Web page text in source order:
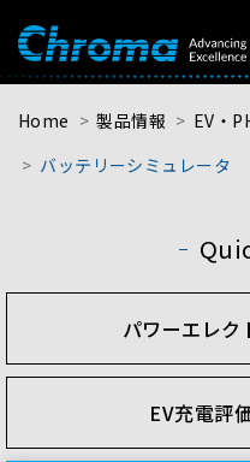
Home 製品情報
EV・
バッテリーシミュレータ
パワーエレク
EV充電評